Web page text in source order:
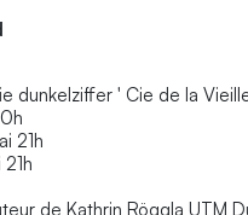
dunkelziffer ' Cie de la
21h
de Kathrin Röggla UTM